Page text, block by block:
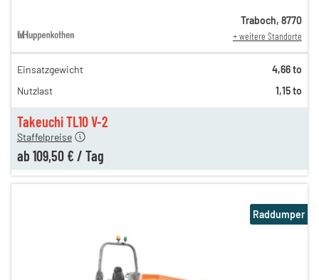
Takeuchi TL10 V-2
215,00 €
153,00 €
Staffelpreise
ab 109,50 € / Tag
Traboch, 8770
+ weitere Standorte
Einsatzgewicht
4,66 to
Nutzlast
1,15 to
Raddumper